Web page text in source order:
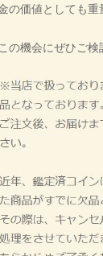
の価値としても重
この機会にぜひご検